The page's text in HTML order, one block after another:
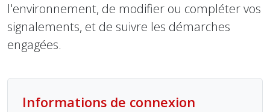
l'environnement, de modifier ou compléter vos
signalements, et de suivre les démarches
engagées.
Informations de connexion